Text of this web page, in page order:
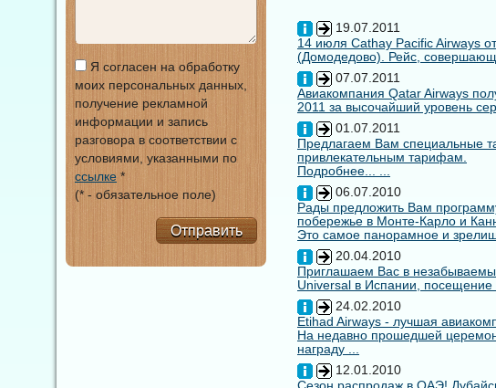
19.07.2011
14 июля Cathay Pacific Airways
(Домодедово). Рейс,
07.07.2011
Авиакомпания Qatar Airways
2011 за высочайший уровень
01.07.2011
Предлагаем Вам специальные
привлекательным тарифам.
Подробнее... ...
06.07.2010
Рады предложить Вам
побережье в Монте-Карло и
Это самое панорамное и
20.04.2010
Приглашаем Вас в
Universal в Испании, посещение
24.02.2010
Etihad Airways - лучшая
На недавно прошедшей
награду ...
12.01.2010
Я согласен на обработку
моих персональных данных,
получение рекламной
информации и запись
разговора в соответствии с
условиями, указанными по
ссылке *
(* - обязательное поле)
Отправить